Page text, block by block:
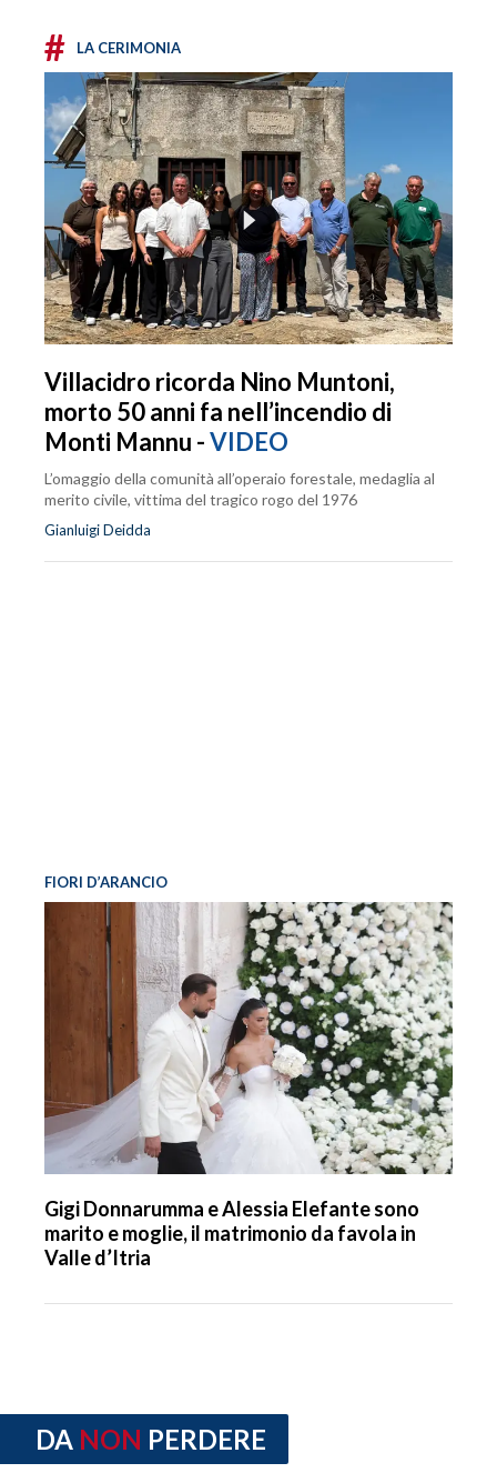
# LA CERIMONIA
Villacidro ricorda Nino Muntoni,
morto 50 anni fa nell’incendio di
Monti Mannu -VIDEO
L’omaggio della comunità all’operaio forestale, medaglia al
merito civile, vittima del tragico rogo del 1976
Gianluigi Deidda
FIORI D’ARANCIO
Gigi Donnarumma e Alessia Elefante sono
marito e moglie, il matrimonio da favola in
Valle d’Itria
DA NON PERDERE